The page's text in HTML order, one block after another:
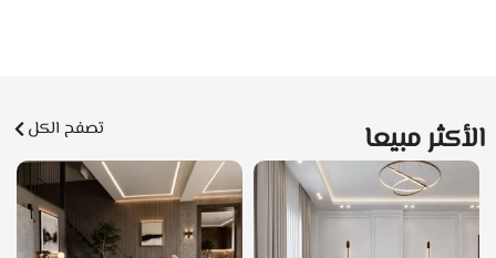
الأكثر مبيعا تصفح الكل